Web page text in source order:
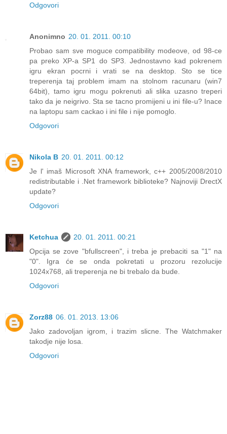
Odgovori
Anonimno 20. 01. 2011. 00:10
Probao sam sve moguce compatibility modeove, od 98-ce
pa preko XP-a SP1 do SP3. Jednostavno kad pokrenem
igru ekran pocrni i vrati se na desktop. Sto se tice
treperenja taj problem imam na stolnom racunaru (win7
64bit), tamo igru mogu pokrenuti ali slika uzasno treperi
tako da je neigrivo. Sta se tacno promijeni u ini file-u? Inace
na laptopu sam cackao i ini file i nije pomoglo.
Odgovori
Nikola B 20. 01. 2011. 00:12
Je l' imaš Microsoft XNA framework, c++ 2005/2008/2010
redistributable i .Net framework biblioteke? Najnoviji DrectX
update?
Odgovori
Ketchua
20. 01. 2011. 00:21
Opcija se zove "bfullscreen", i treba je prebaciti sa "1" na
"0". Igra će se onda pokretati u prozoru rezolucije
1024x768, ali treperenja ne bi trebalo da bude.
Odgovori
Zorz88 06. 01. 2013. 13:06
Jako zadovoljan igrom, i trazim slicne. The Watchmaker
takodje nije losa.
Odgovori